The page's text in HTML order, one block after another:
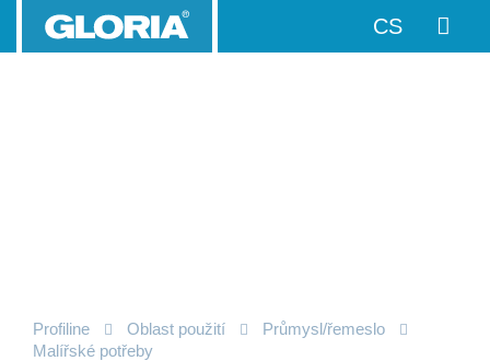
CS
Profiline Oblast použití
Průmysl/­řemeslo
Malířské potřeby